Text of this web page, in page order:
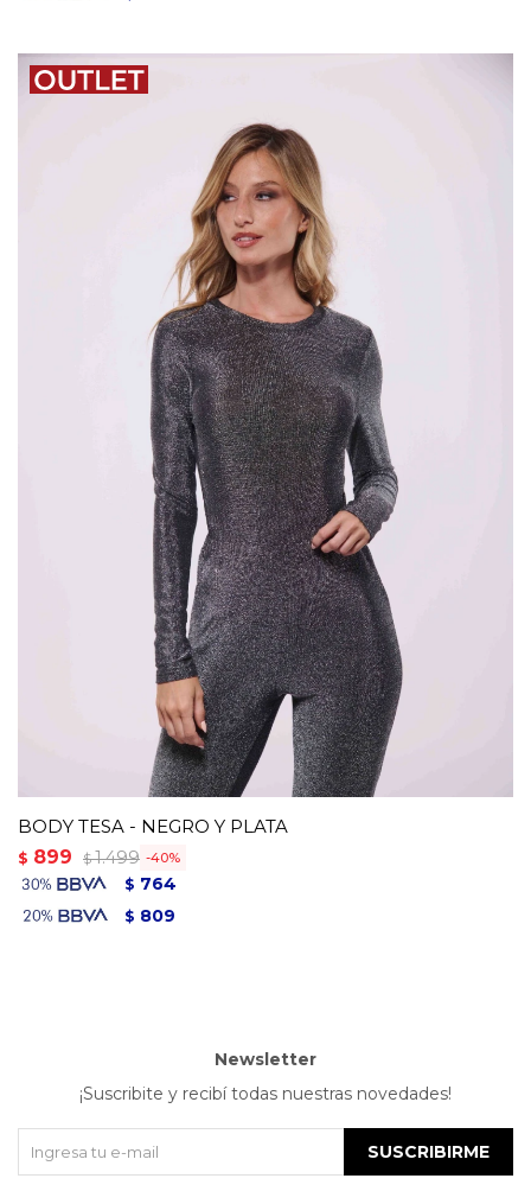
BODY TESA - NEGRO Y PLATA
$ 899 $ 1.499 40
$ 764
$ 809
Newsletter
¡Suscribite y recibí todas nuestras novedades!
SUSCRIBIRME